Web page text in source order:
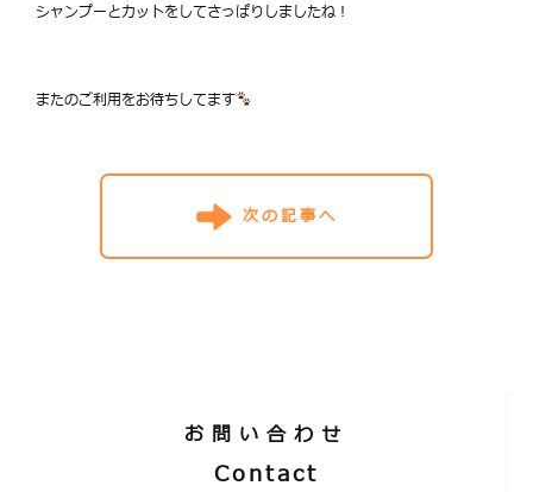
シャンプーとカットをしてさっぱりしましたね！
またのご利用をお待ちしてます
次の記事へ
お問い合わせ
Contact